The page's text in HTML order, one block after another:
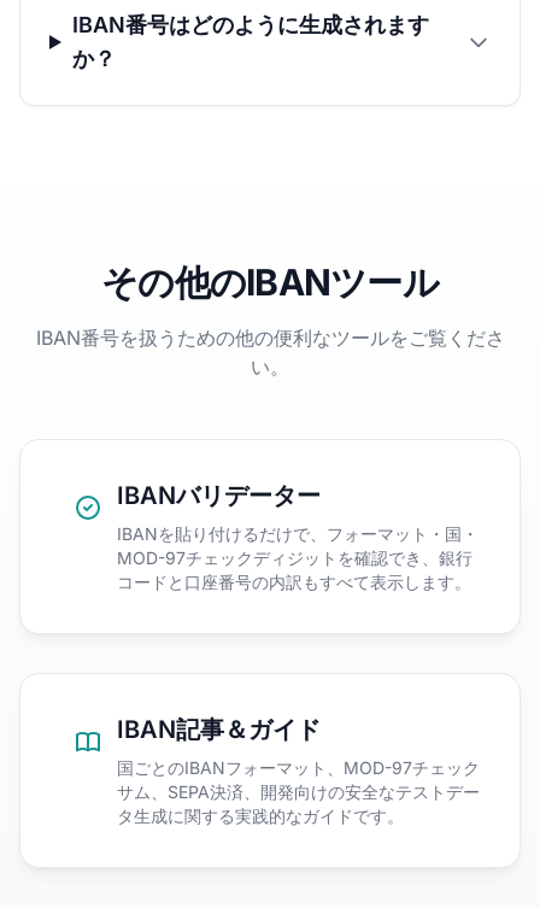
IBAN番号はどのように生成されます
か？
その他のIBANツール
IBAN番号を扱うための他の便利なツールをご覧くださ
い。
IBANバリデーター
IBANを貼り付けるだけで、フォーマット・国・
MOD-97チェックディジットを確認でき、銀行
コードと口座番号の内訳もすべて表示します。
IBAN記事＆ガイド
国ごとのIBANフォーマット、MOD-97チェック
サム、SEPA決済、開発向けの安全なテストデー
タ生成に関する実践的なガイドです。